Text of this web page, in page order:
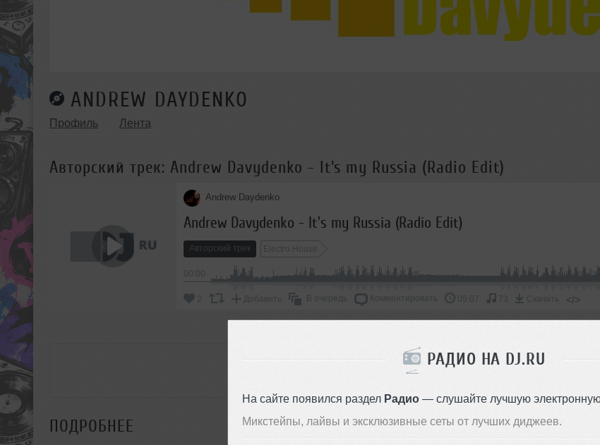
РАДИО НА DJ.RU
На сайте появился раздел Радио— слушайте лучшую
Микстейпы, лайвы и эксклюзивные сеты от лучших диджеев.
ANDREW DAYDENKO
Профиль Лента
Авторский трек: Andrew Davydenko - It's my Russia (Radio Edit)
Andrew Daydenko
Andrew Davydenko - It's my Russia (Radio Edit)
Авторский трек Electro House
2 Добавить В очередь Комментировать 05:07 73 Скачать </>
РАССКАЖИ ДРУЗЬЯМ
ПОДРОБНЕЕ